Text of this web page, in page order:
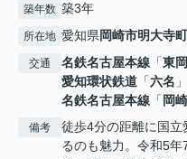
築年数 築3年
所在地 愛知県岡崎市明大寺町
交通 名鉄名古屋本線 「東
愛知環状鉄道 「六名
名鉄名古屋本線 「 岡
備考
徒歩4分の距離に国
るのも魅力。令和5